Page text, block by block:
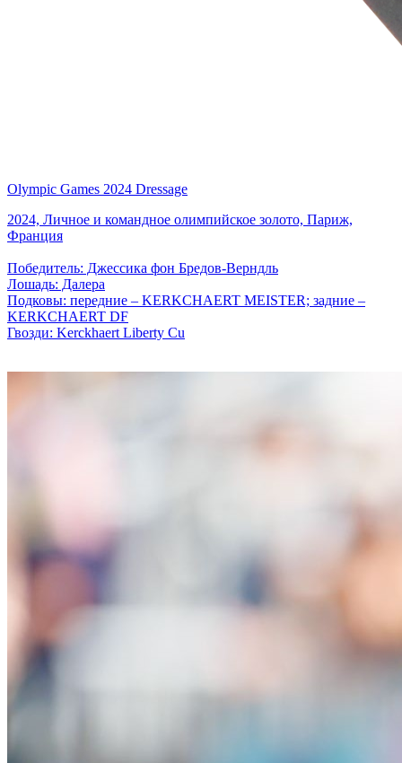
Olympic Games 2024 Dressage
2024, Личное и командное олимпийское золото, Париж,
Франция
Победитель: Джессика фон Бредов-Верндль
Лошадь: Далера
Подковы: передние – KERKCHAERT MEISTER; задние –
KERKCHAERT DF
Гвозди: Kerckhaert Liberty Cu